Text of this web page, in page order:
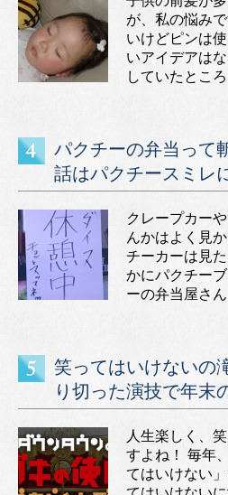
が、私の悩み
いけどピンは
いアイデアは
していたところ
パクチーの弁当って
話はパクチースミレ
クレープカー
んかはよく見
チーカーは見
かにパクチー
ーの弁当屋さん
笑ってはいけないの
り切った演技で年末
人生楽しく、
すよね！ 毎年
てはいけない